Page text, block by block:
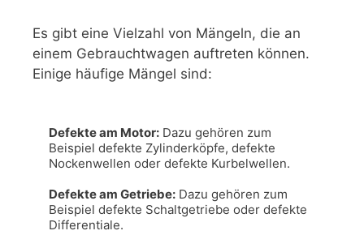
Es gibt eine Vielzahl von Mängeln, die an
einem Gebrauchtwagen auftreten können.
Einige häufige Mängel sind:
Defekte am Motor: Dazu gehören zum
Beispiel defekte Zylinderköpfe, defekte
Nockenwellen oder defekte Kurbelwellen.
Defekte am Getriebe: Dazu gehören zum
Beispiel defekte Schaltgetriebe oder defekte
Differentiale.